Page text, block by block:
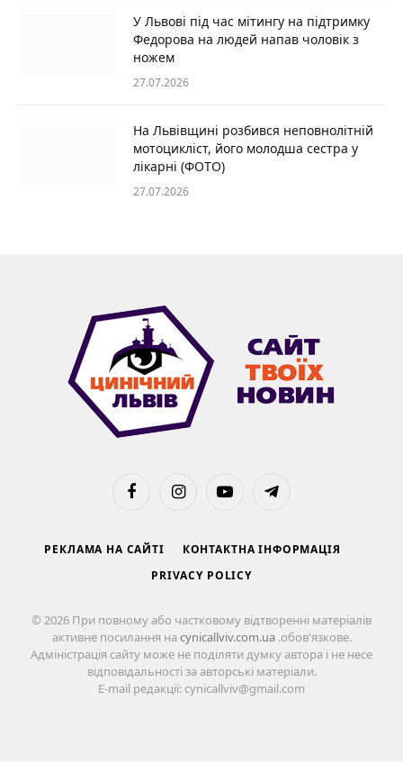
У Львові під час мітингу на підтримку
Федорова на людей напав чоловік з
ножем
27.07.2026
На Львівщині розбився неповнолітній
мотоцикліст, його молодша сестра у
лікарні (ФОТО)
27.07.2026
FacebookInstagramYouTube Telegram
РЕКЛАМА НА САЙТІ
КОНТАКТНА ІНФОРМАЦІЯ
PRIVACY POLICY
© 2026 При повному або частковому відтворенні матеріалів
активне посилання на cynicallviv.com.ua .обов'язкове.
Адміністрація сайту може не поділяти думку автора і не несе
відповідальності за авторські матеріали.
E-mail редакції: cynicallviv@gmail.com